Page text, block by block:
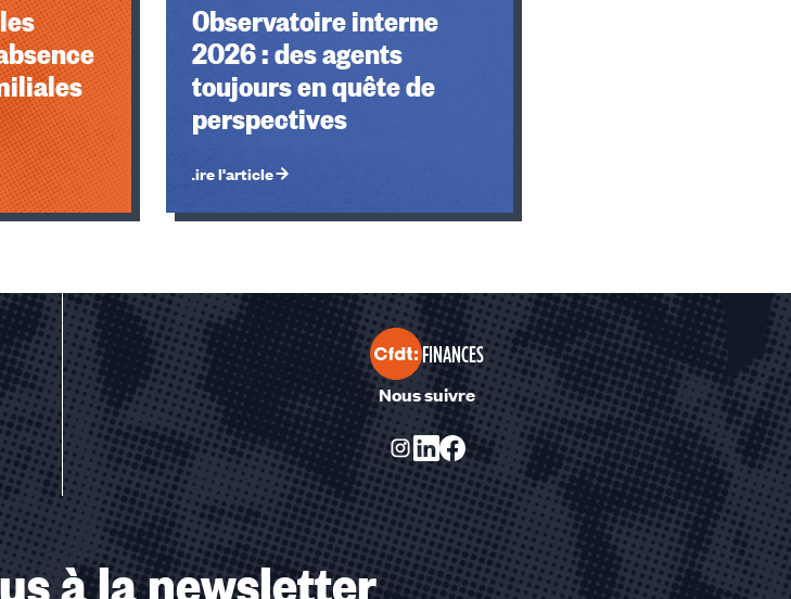
Observatoire interne
2026 : des agents
toujours en quête de
perspectives
Lire l'article
FINANCES
Nous suivre
à la newsletter